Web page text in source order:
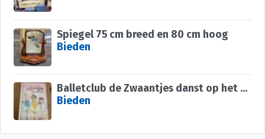
Spiegel 75 cm breed en 80 cm hoog
Bieden
Balletclub de Zwaantjes danst op het feest (Y.Edens ) Avi 7
Bieden